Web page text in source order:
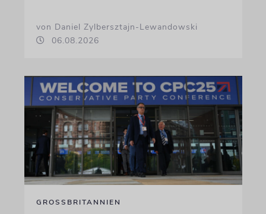
von Daniel Zylbersztajn-Lewandowski
06.08.2026
GROSSBRITANNIEN